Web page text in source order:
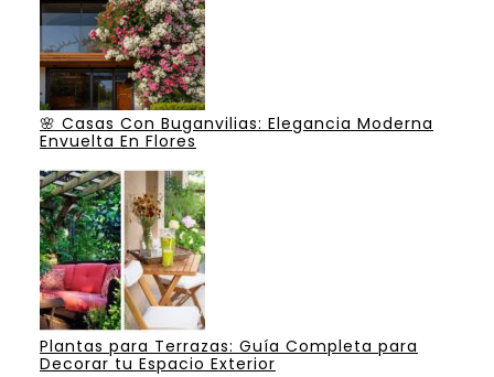
🌸 Casas Con Buganvilias: Elegancia Moderna
Envuelta En Flores
Plantas para Terrazas: Guía Completa para
Decorar tu Espacio Exterior